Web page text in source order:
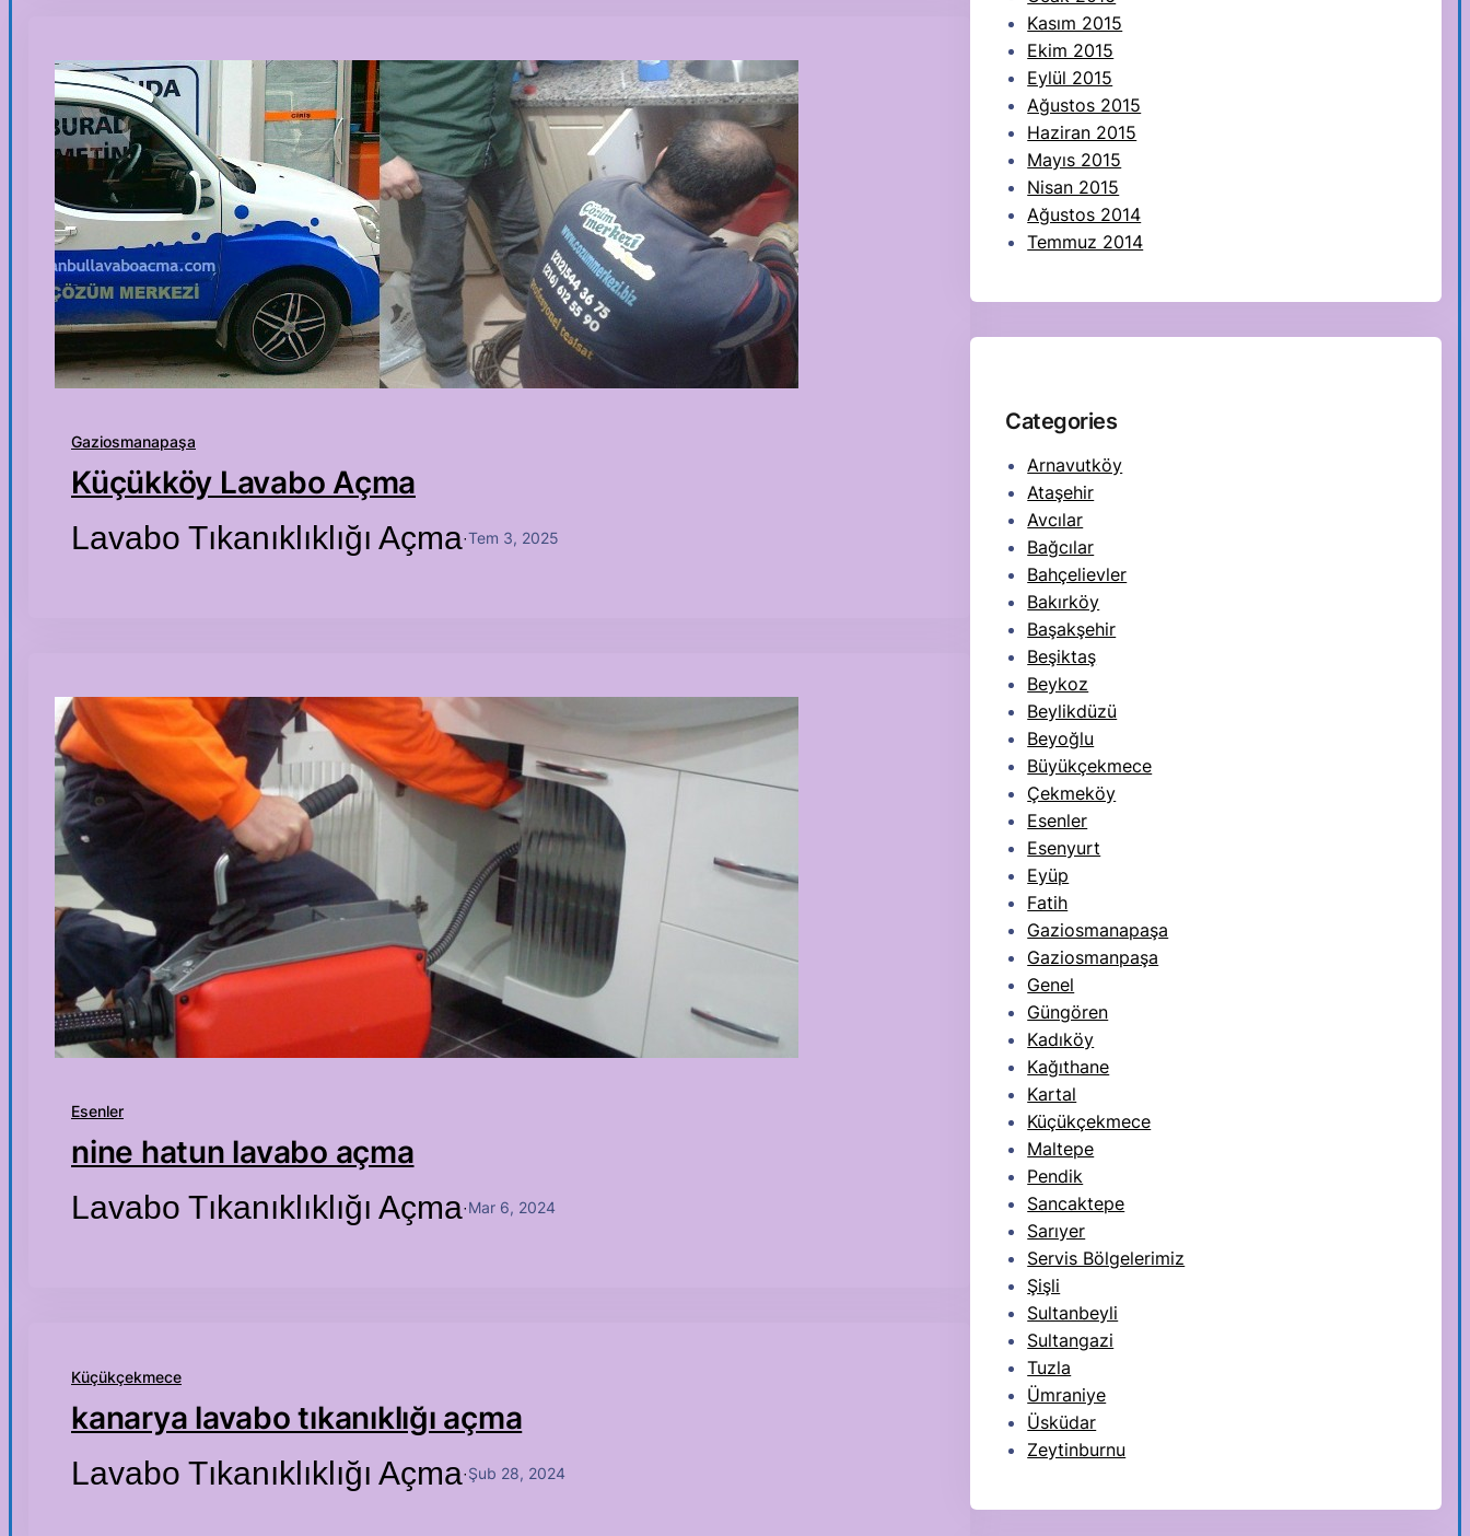
Gaziosmanapaşa
Küçükköy Lavabo Açma
Lavabo Tıkanıklıklığı Açma·Tem 3, 2025
Esenler
nine hatun lavabo açma
Lavabo Tıkanıklıklığı Açma·Mar 6, 2024
Küçükçekmece
kanarya lavabo tıkanıklığı açma
Lavabo Tıkanıklıklığı Açma·Şub 28, 2024
Kasım 2015
Ekim 2015
Eylül 2015
Ağustos 2015
Haziran 2015
Mayıs 2015
Nisan 2015
Ağustos 2014
Temmuz 2014
Categories
Arnavutköy
Ataşehir
Avcılar
Bağcılar
Bahçelievler
Bakırköy
Başakşehir
Beşiktaş
Beykoz
Beylikdüzü
Beyoğlu
Büyükçekmece
Çekmeköy
Esenler
Esenyurt
Eyüp
Fatih
Gaziosmanapaşa
Gaziosmanpaşa
Genel
Güngören
Kadıköy
Kağıthane
Kartal
Küçükçekmece
Maltepe
Pendik
Sancaktepe
Sarıyer
Servis Bölgelerimiz
Şişli
Sultanbeyli
Sultangazi
Tuzla
Ümraniye
Üsküdar
Zeytinburnu